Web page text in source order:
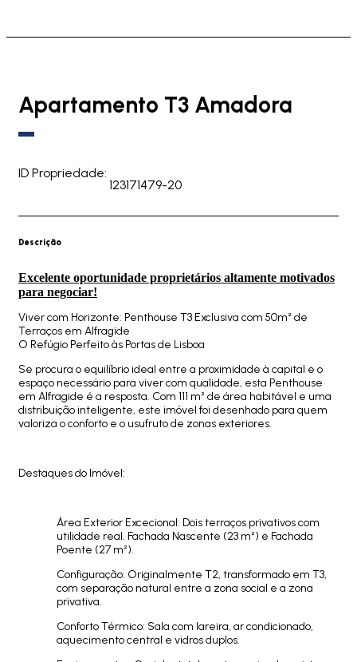
Apartamento T3 Amadora
ID Propriedade:
123171479-20
Descrição
Excelente oportunidade proprietários altamente motivados
para negociar!
Viver com Horizonte: Penthouse T3 Exclusiva com 50m² de
Terraços em Alfragide
O Refúgio Perfeito às Portas de Lisboa
Se procura o equilíbrio ideal entre a proximidade à capital e o
espaço necessário para viver com qualidade, esta Penthouse
em Alfragide é a resposta. Com 111 m² de área habitável e uma
distribuição inteligente, este imóvel foi desenhado para quem
valoriza o conforto e o usufruto de zonas exteriores.
Destaques do Imóvel:
Área Exterior Excecional: Dois terraços privativos com
utilidade real. Fachada Nascente (23 m²) e Fachada
Poente (27 m²).
Configuração: Originalmente T2, transformado em T3,
com separação natural entre a zona social e a zona
privativa.
Conforto Térmico: Sala com lareira, ar condicionado,
aquecimento central e vidros duplos.